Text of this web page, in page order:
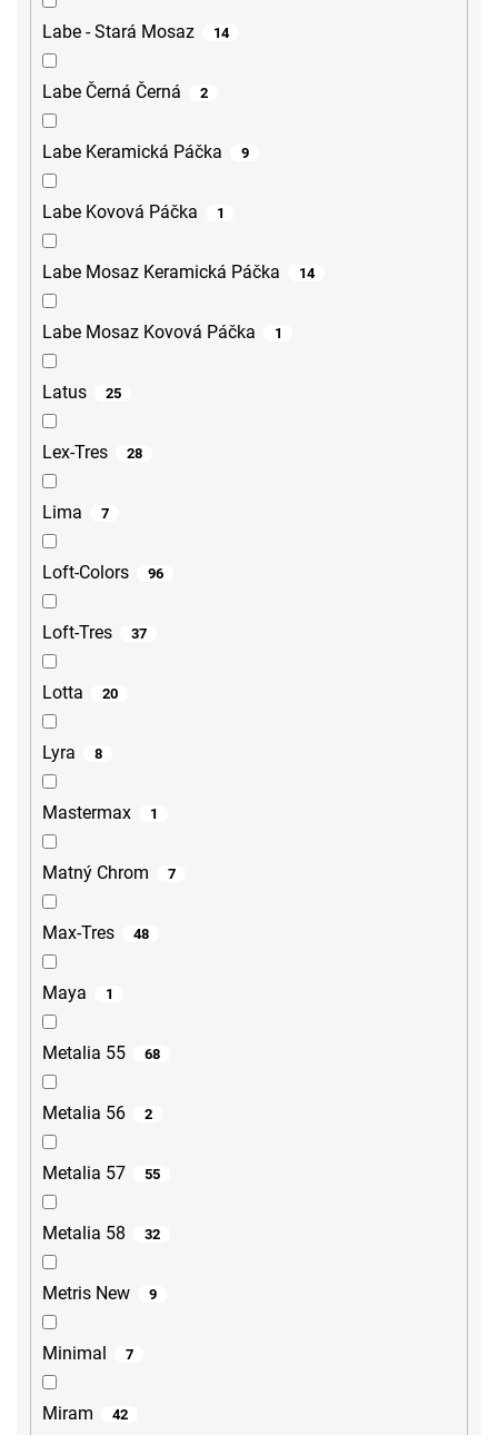
Labe - Stará Mosaz 14
Labe Černá Černá 2
Labe Keramická Páčka 9
Labe Kovová Páčka 1
Labe Mosaz Keramická Páčka 14
Labe Mosaz Kovová Páčka 1
Latus 25
Lex-Tres 28
Lima 7
Loft-Colors 96
Loft-Tres 37
Lotta 20
Lyra 8
Mastermax 1
Matný Chrom 7
Max-Tres 48
Maya 1
Metalia 55 68
Metalia 56 2
Metalia 57 55
Metalia 58 32
Metris New 9
Minimal 7
Miram 42